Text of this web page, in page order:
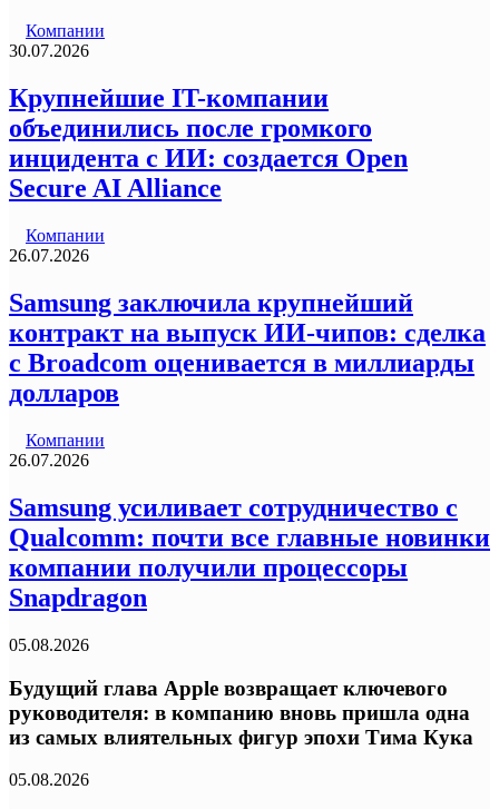
Компании
30.07.2026
Крупнейшие IT-компании
объединились после громкого
инцидента с ИИ: создается Open
Secure AI Alliance
Компании
26.07.2026
Samsung заключила крупнейший
контракт на выпуск ИИ-чипов: сделка
с Broadcom оценивается в миллиарды
долларов
Компании
26.07.2026
Samsung усиливает сотрудничество с
Qualcomm: почти все главные новинки
компании получили процессоры
Snapdragon
05.08.2026
Будущий глава Apple возвращает ключевого
руководителя: в компанию вновь пришла одна
из самых влиятельных фигур эпохи Тима Кука
05.08.2026